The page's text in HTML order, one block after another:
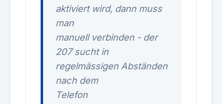
aktiviert wird, dann muss
man
manuell verbinden - der
207 sucht in
regelmässigen Abständen
nach dem
Telefon